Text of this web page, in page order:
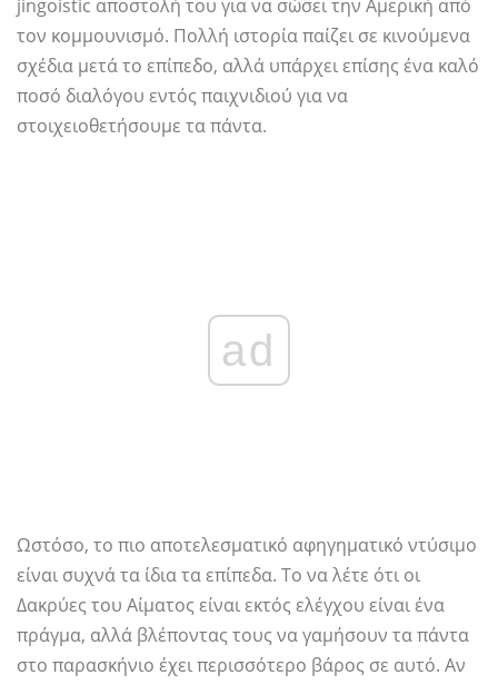
jingoistic αποστολή του για να σώσει την Αμερική από
τον κομμουνισμό. Πολλή ιστορία παίζει σε κινούμενα
σχέδια μετά το επίπεδο, αλλά υπάρχει επίσης ένα καλό
ποσό διαλόγου εντός παιχνιδιού για να
στοιχειοθετήσουμε τα πάντα.
ad
Ωστόσο, το πιο αποτελεσματικό αφηγηματικό ντύσιμο
είναι συχνά τα ίδια τα επίπεδα. Το να λέτε ότι οι
Δακρύες του Αίματος είναι εκτός ελέγχου είναι ένα
πράγμα, αλλά βλέποντας τους να γαμήσουν τα πάντα
στο παρασκήνιο έχει περισσότερο βάρος σε αυτό. Αν